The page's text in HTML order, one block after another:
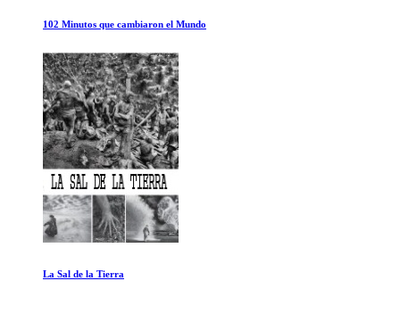
Free Solo
Que es una mujer